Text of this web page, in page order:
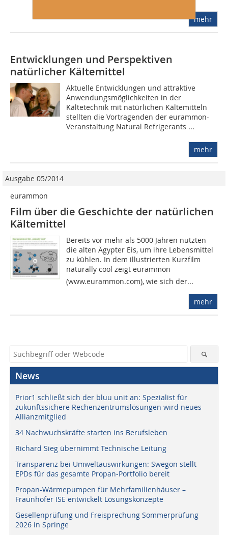
mehr
Entwicklungen und Perspektiven
natürlicher Kältemittel
Aktuelle Entwicklungen und attraktive
Anwendungsmöglichkeiten in der
Kältetechnik mit natürlichen Kältemitteln
stellten die Vortragenden der eurammon-
Veranstaltung Natural Refrigerants ...
mehr
Ausgabe 05/2014
eurammon
Film über die Geschichte der natürlichen
Kältemittel
Bereits vor mehr als 5000 Jahren nutzten
die alten Ägypter Eis, um ihre Lebensmittel
zu kühlen. In dem illustrierten Kurzfilm
naturally cool zeigt eurammon
(www.eurammon.com), wie sich der...
mehr
News
Prior1 schließt sich der bluu unit an: Spezialist für
zukunftssichere Rechenzentrumslösungen wird neues
Allianzmitglied
34 Nachwuchskräfte starten ins Berufsleben
Richard Sieg übernimmt Technische Leitung
Transparenz bei Umweltauswirkungen: Swegon stellt
EPDs für das gesamte Propan-Portfolio bereit
Propan-Wärmepumpen für Mehrfamilienhäuser –
Fraunhofer ISE entwickelt Lösungskonzepte
Gesellenprüfung und Freisprechung Sommerprüfung
2026 in Springe